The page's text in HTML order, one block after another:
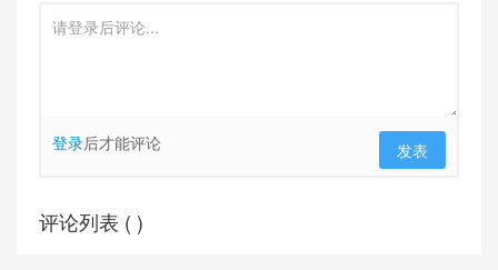
登录后才能评论 发表
评论列表 ( )